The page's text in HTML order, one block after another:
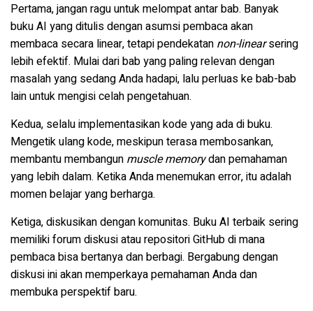
Pertama, jangan ragu untuk melompat antar bab. Banyak
buku AI yang ditulis dengan asumsi pembaca akan
membaca secara linear, tetapi pendekatan non-linearsering
lebih efektif. Mulai dari bab yang paling relevan dengan
masalah yang sedang Anda hadapi, lalu perluas ke bab-bab
lain untuk mengisi celah pengetahuan.
Kedua, selalu implementasikan kode yang ada di buku.
Mengetik ulang kode, meskipun terasa membosankan,
membantu membangun muscle memorydan pemahaman
yang lebih dalam. Ketika Anda menemukan error, itu adalah
momen belajar yang berharga.
Ketiga, diskusikan dengan komunitas. Buku AI terbaik sering
memiliki forum diskusi atau repositori GitHub di mana
pembaca bisa bertanya dan berbagi. Bergabung dengan
diskusi ini akan memperkaya pemahaman Anda dan
membuka perspektif baru.